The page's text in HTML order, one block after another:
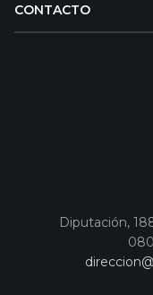
CONTACTO
Diputación,